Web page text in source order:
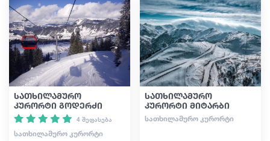
სათხილამურო
კურორტი გოდერძი
4 შეფასება
ᲡᲐᲗᲮᲘᲚᲐᲛᲣᲠᲝ ᲙᲣᲠᲝᲠᲢᲘ
სათხილამურო
კურორტი მიტარბი
ᲡᲐᲗᲮᲘᲚᲐᲛᲣᲠᲝ ᲙᲣᲠᲝᲠᲢᲘ